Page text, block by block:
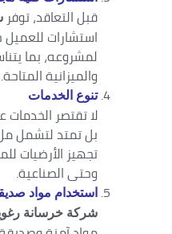
قبل التعاقد، توفر
استشارات
لمشروعه، بما
والميزانية المتاحة.
تنوع الخدمات
لا تقتصر
بل تمتد لتشمل
تجهيز الأرضيات
وحتى الصناعية.
استخدام مواد
شركة خرسانة